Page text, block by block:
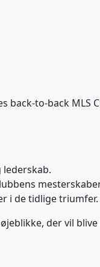
to-back MLS
i de tidlige triumfer.
der vil